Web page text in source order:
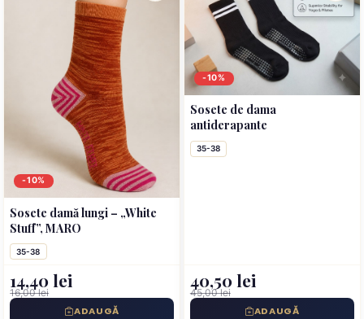
-10%
Sosete damă lungi – „White
Stuff”, MARO
35-38
14,40 lei
16,00 lei
ADAUGĂ
-10%
Sosete de dama
antiderapante
35-38
40,50 lei
45,00 lei
ADAUGĂ